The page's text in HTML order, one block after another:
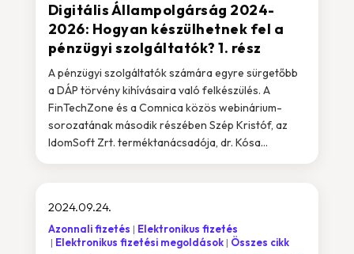
Digitális Állampolgárság 2024-
2026: Hogyan készülhetnek fel a
pénzügyi szolgáltatók? 1. rész
A pénzügyi szolgáltatók számára egyre sürgetőbb
a DÁP törvény kihívásaira való felkészülés. A
FinTechZone és a Comnica közös webinárium-
sorozatának második részében Szép Kristóf, az
IdomSoft Zrt. terméktanácsadója, dr. Kósa...
2024.09.24.
Azonnali fizetés
Elektronikus fizetés
Elektronikus fizetési megoldások
Összes cikk